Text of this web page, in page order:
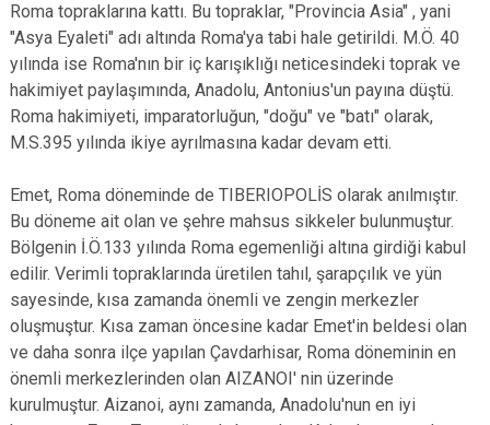
Roma topraklarına kattı. Bu topraklar, "Provincia Asia" , yani
"Asya Eyaleti" adı altında Roma'ya tabi hale getirildi. M.Ö. 40
yılında ise Roma'nın bir iç karışıklığı neticesindeki toprak ve
hakimiyet paylaşımında, Anadolu, Antonius'un payına düştü.
Roma hakimiyeti, imparatorluğun, "doğu" ve "batı" olarak,
M.S.395 yılında ikiye ayrılmasına kadar devam etti.
Emet, Roma döneminde de TIBERIOPOLİS olarak anılmıştır.
Bu döneme ait olan ve şehre mahsus sikkeler bulunmuştur.
Bölgenin İ.Ö.133 yılında Roma egemenliği altına girdiği kabul
edilir. Verimli topraklarında üretilen tahıl, şarapçılık ve yün
sayesinde, kısa zamanda önemli ve zengin merkezler
oluşmuştur. Kısa zaman öncesine kadar Emet'in beldesi olan
ve daha sonra ilçe yapılan Çavdarhisar, Roma döneminin en
önemli merkezlerinden olan AIZANOI' nin üzerinde
kurulmuştur. Aizanoi, aynı zamanda, Anadolu'nun en iyi